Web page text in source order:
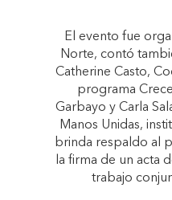
El evento fue
Norte, contó
Catherine Casto,
programa
Garbayo y Carla
Manos Unidas,
brinda respaldo al
la firma de un acta
trabajo